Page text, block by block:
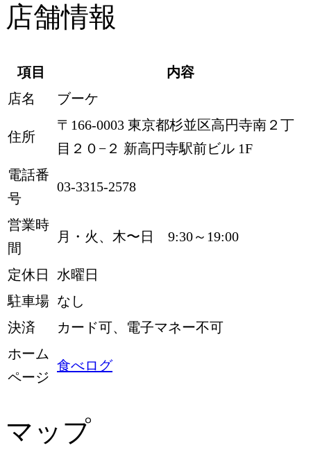
店舗情報
項目
内容
店名
ブーケ
住所
〒166-0003 東京都杉並区高円寺南２丁
目２０−２ 新高円寺駅前ビル 1F
電話番
号
03-3315-2578
営業時
間
月・火、木〜日 9:30～19:00
定休日
水曜日
駐車場 なし
決済
カード可、電子マネー不可
ホーム
ページ
食べログ
マップ